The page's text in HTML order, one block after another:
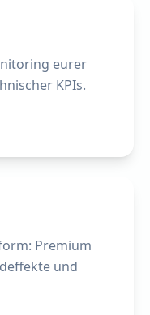
eurer
KPIs.
Premium
und